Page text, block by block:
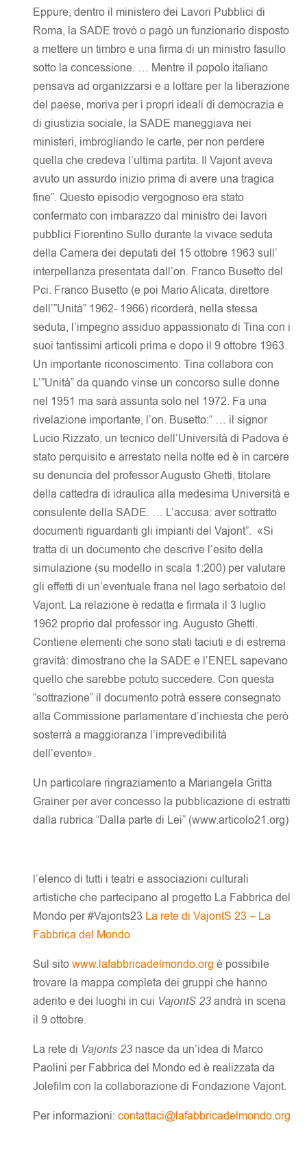
Eppure, dentro il ministero dei Lavori Pubblici di
Roma, la SADE trovò o pagò un funzionario disposto
a mettere un timbro e una firma di un ministro fasullo
sotto la concessione. … Mentre il popolo italiano
pensava ad organizzarsi e a lottare per la liberazione
del paese, moriva per i propri ideali di democrazia e
di giustizia sociale, la SADE maneggiava nei
ministeri, imbrogliando le carte, per non perdere
quella che credeva l’ultima partita. Il Vajont aveva
avuto un assurdo inizio prima di avere una tragica
fine”. Questo episodio vergognoso era stato
confermato con imbarazzo dal ministro dei lavori
pubblici Fiorentino Sullo durante la vivace seduta
della Camera dei deputati del 15 ottobre 1963 sull’
interpellanza presentata dall’on. Franco Busetto del
Pci. Franco Busetto (e poi Mario Alicata, direttore
dell’”Unità” 1962- 1966) ricorderà, nella stessa
seduta, l’impegno assiduo appassionato di Tina con i
suoi tantissimi articoli prima e dopo il 9 ottobre 1963.
Un importante riconoscimento: Tina collabora con
L’”Unità” da quando vinse un concorso sulle donne
nel 1951 ma sarà assunta solo nel 1972. Fa una
rivelazione importante, l’on. Busetto:“ … il signor
Lucio Rizzato, un tecnico dell’Università di Padova è
stato perquisito e arrestato nella notte ed è in carcere
su denuncia del professor Augusto Ghetti, titolare
della cattedra di idraulica alla medesima Università e
consulente della SADE. … L’accusa: aver sottratto
documenti riguardanti gli impianti del Vajont”. «Si
tratta di un documento che descrive l’esito della
simulazione (su modello in scala 1:200) per valutare
gli effetti di un’eventuale frana nel lago serbatoio del
Vajont. La relazione è redatta e firmata il 3 luglio
1962 proprio dal professor ing. Augusto Ghetti.
Contiene elementi che sono stati taciuti e di estrema
gravità: dimostrano che la SADE e l’ENEL sapevano
quello che sarebbe potuto succedere. Con questa
“sottrazione” il documento potrà essere consegnato
alla Commissione parlamentare d’inchiesta che però
sosterrà a maggioranza l’imprevedibilità
dell’evento».
Un particolare ringraziamento a Mariangela Gritta
Grainer per aver concesso la pubblicazione di estratti
dalla rubrica “Dalla parte di Lei” (www.articolo21.org)
l’elenco di tutti i teatri e associazioni culturali
artistiche che partecipano al progetto La Fabbrica del
Mondo per #Vajonts23 La rete di VajontS 23 – La
Fabbrica del Mondo
Sul sitowww.lafabbricadelmondo.org è possibile
trovare la mappa completa dei gruppi che hanno
aderito e dei luoghi in cui VajontS 23andrà in scena
il 9 ottobre.
La rete di Vajonts 23 nasce da un’idea di Marco
Paolini per Fabbrica del Mondo ed è realizzata da
Jolefilm con la collaborazione di Fondazione Vajont.
Per informazioni: contattaci@lafabbricadelmondo.org